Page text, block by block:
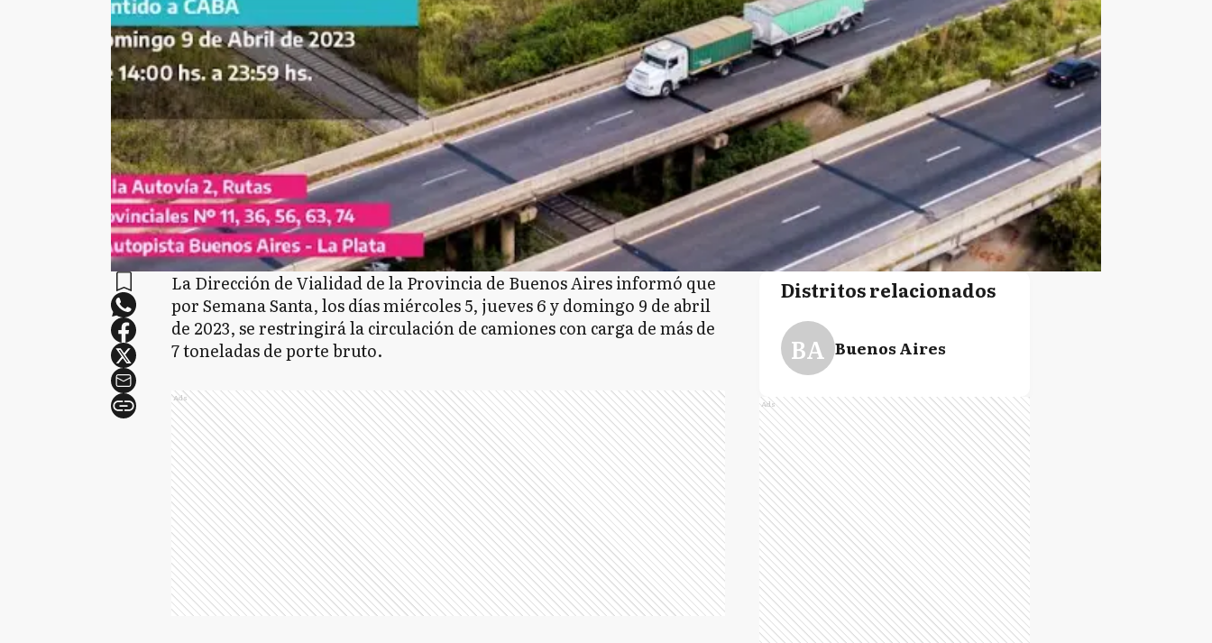
La Dirección de Vialidad de la Provincia de Buenos Aires informó que
por Semana Santa, los días miércoles 5, jueves 6 y domingo 9 de abril
de 2023, se restringirá la circulación de camiones con carga de más de
7 toneladas de porte bruto.
Ads
Distritos relacionados
BA Buenos Aires
Ads